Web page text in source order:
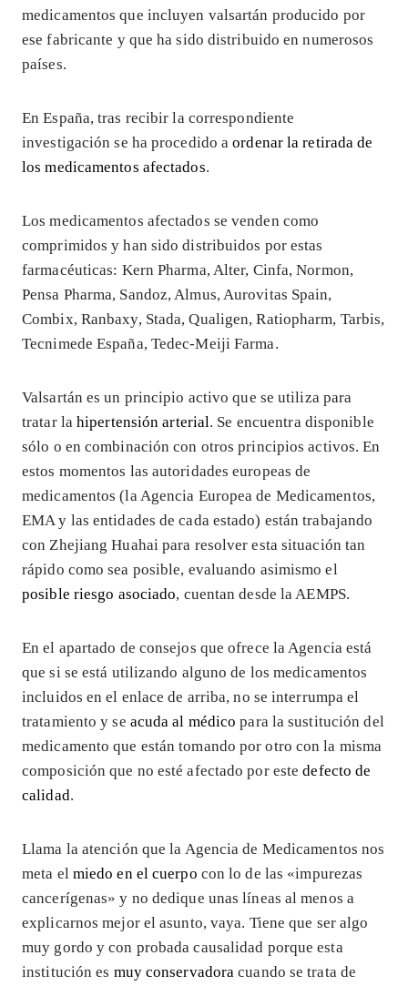
medicamentos que incluyen valsartán producido por
ese fabricante y que ha sido distribuido en numerosos
países.
En España, tras recibir la correspondiente
investigación se ha procedido aordenar la retirada de
los medicamentos afectados.
Los medicamentos afectados se venden como
comprimidos y han sido distribuidos por estas
farmacéuticas: Kern Pharma, Alter, Cinfa, Normon,
Pensa Pharma, Sandoz, Almus, Aurovitas Spain,
Combix, Ranbaxy, Stada, Qualigen, Ratiopharm, Tarbis,
Tecnimede España, Tedec-Meiji Farma.
Valsartán es un principio activo que se utiliza para
tratar lahipertensión arterial. Se encuentra disponible
sólo o en combinación con otros principios activos. En
estos momentos las autoridades europeas de
medicamentos (la Agencia Europea de Medicamentos,
EMA y las entidades de cada estado) están trabajando
con Zhejiang Huahai para resolver esta situación tan
rápido como sea posible, evaluando asimismo el
posible riesgo asociado, cuentan desde la AEMPS.
En el apartado de consejos que ofrece la Agencia está
que si se está utilizando alguno de los medicamentos
incluidos en el enlace de arriba, no se interrumpa el
tratamiento y se acuda al médico para la sustitución del
medicamento que están tomando por otro con la misma
composición que no esté afectado por estedefecto de
calidad.
Llama la atención que la Agencia de Medicamentos nos
meta el miedo en el cuerpo con lo de las «impurezas
cancerígenas» y no dedique unas líneas al menos a
explicarnos mejor el asunto, vaya. Tiene que ser algo
muy gordo y con probada causalidad porque esta
institución es muy conservadora cuando se trata de